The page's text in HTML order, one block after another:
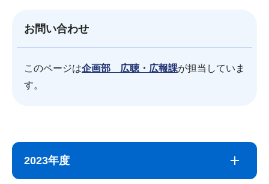
お問い合わせ
このページは企画部 広聴・広報課が担当していま
す。
こ
2023年度